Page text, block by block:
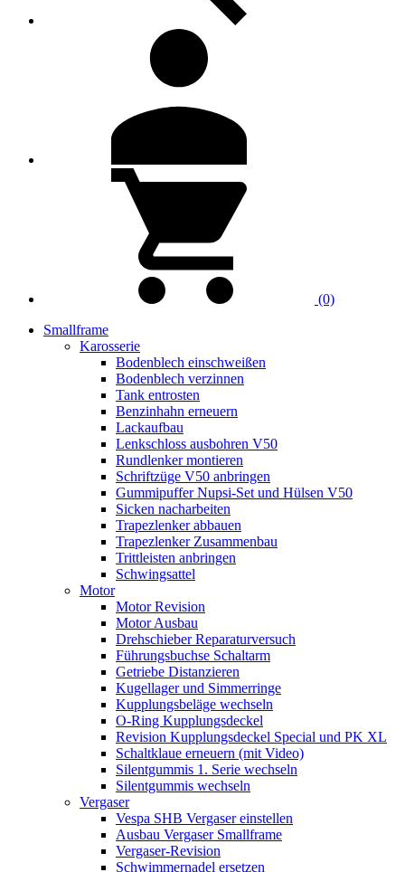
(0)
Smallframe
Karosserie
Bodenblech einschweißen
Bodenblech verzinnen
Tank entrosten
Benzinhahn erneuern
Lackaufbau
Lenkschloss ausbohren V50
Rundlenker montieren
Schriftzüge V50 anbringen
Gummipuffer Nupsi-Set und Hülsen V50
Sicken nacharbeiten
Trapezlenker abbauen
Trapezlenker Zusammenbau
Trittleisten anbringen
Schwingsattel
Motor
Motor Revision
Motor Ausbau
Drehschieber Reparaturversuch
Führungsbuchse Schaltarm
Getriebe Distanzieren
Kugellager und Simmerringe
Kupplungsbeläge wechseln
O-Ring Kupplungsdeckel
Revision Kupplungsdeckel Special und PK XL
Schaltklaue erneuern (mit Video)
Silentgummis 1. Serie wechseln
Silentgummis wechseln
Vergaser
Vespa SHB Vergaser einstellen
Ausbau Vergaser Smallframe
Vergaser-Revision
Schwimmernadel ersetzen